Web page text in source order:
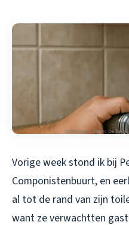
Vorige week stond ik bij
Componistenbuurt, en
al tot de rand van zijn
want ze verwachtten